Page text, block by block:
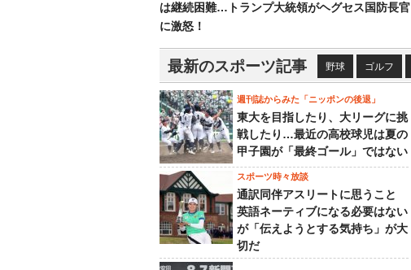
は継続困難…トランプ大統領がヘグセス国防長官
に激怒！
最新のスポーツ記事 野球 ゴルフ
週刊誌からみた「ニッポンの後退」
東大を目指したり、大リーグに挑
戦したり…最近の高校球児は夏の
甲子園が「最終ゴール」ではない
スポーツ時々放談
通訳同伴アスリートに思うこと
英語ネーティブになる必要はない
が「伝えようとする気持ち」が大
切だ